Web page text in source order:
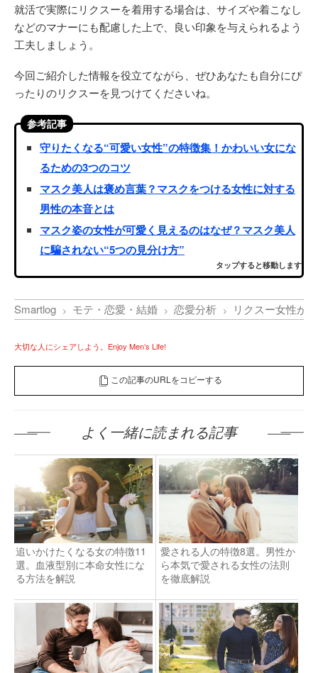
就活で実際にリクスーを着用する場合は、サイズや着こなし
などのマナーにも配慮した上で、良い印象を与えられるよう
工夫しましょう。
今回ご紹介した情報を役立てながら、ぜひあなたも自分にぴ
ったりのリクスーを見つけてくださいね。
参考記事
守りたくなる“可愛い女性”の特徴集！かわいい女にな
るための3つのコツ
マスク美人は褒め言葉？マスクをつける女性に対する
男性の本音とは
マスク姿の女性が可愛く見えるのはなぜ？マスク美人
に騙されない“5つの見分け方”
タップすると移動します
Smartlog モテ・恋愛・結婚 恋愛分析 リクスー女性が
大切な人にシェアしよう。Enjoy Men’s Life!
この記事のURLをコピーする
よく一緒に読まれる記事
追いかけたくなる女の特徴11
選。血液型別に本命女性にな
る方法を解説
愛される人の特徴8選。男性か
ら本気で愛される女性の法則
を徹底解説